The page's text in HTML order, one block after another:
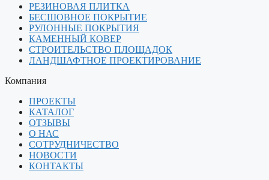
РЕЗИНОВАЯ ПЛИТКА
БЕСШОВНОЕ ПОКРЫТИЕ
РУЛОННЫЕ ПОКРЫТИЯ
КАМЕННЫЙ КОВЕР
СТРОИТЕЛЬСТВО ПЛОЩАДОК
ЛАНДШАФТНОЕ ПРОЕКТИРОВАНИЕ
Компания
ПРОЕКТЫ
КАТАЛОГ
ОТЗЫВЫ
О НАС
СОТРУДНИЧЕСТВО
НОВОСТИ
КОНТАКТЫ